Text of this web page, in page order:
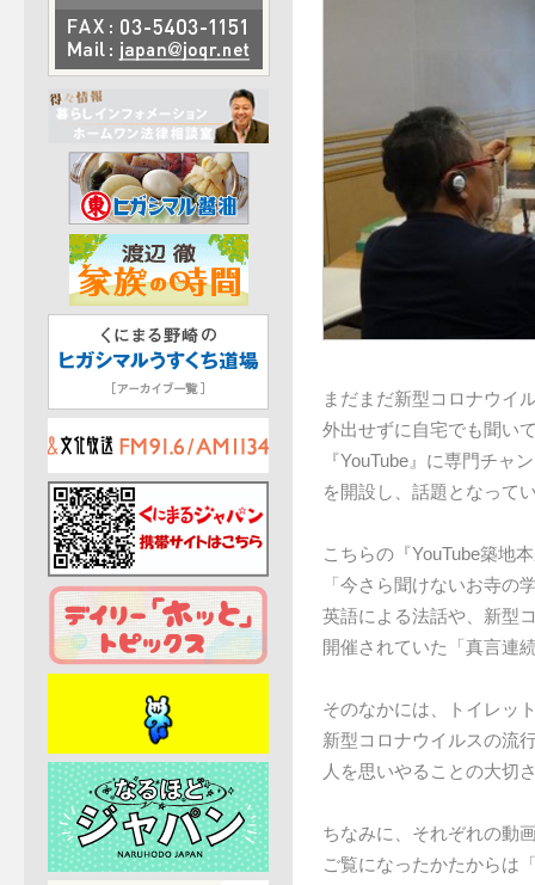
まだまだ新型コロナウイ
外出せずに自宅でも聞い
『YouTube』に専門チャ
を開設し、話題となって
こちらの『YouTube築地
「今さら聞けないお寺の
英語による法話や、新型
開催されていた「真言連
そのなかには、トイレッ
新型コロナウイルスの流
人を思いやることの大切
ちなみに、それぞれの動
ご覧になったかたからは